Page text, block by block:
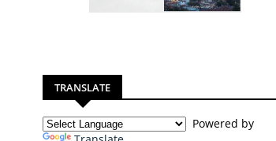
TRANSLATE
Powered by